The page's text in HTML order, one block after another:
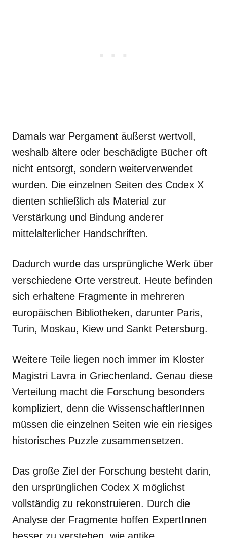
Damals war Pergament äußerst wertvoll,
weshalb ältere oder beschädigte Bücher oft
nicht entsorgt, sondern weiterverwendet
wurden. Die einzelnen Seiten des Codex X
dienten schließlich als Material zur
Verstärkung und Bindung anderer
mittelalterlicher Handschriften.
Dadurch wurde das ursprüngliche Werk über
verschiedene Orte verstreut. Heute befinden
sich erhaltene Fragmente in mehreren
europäischen Bibliotheken, darunter Paris,
Turin, Moskau, Kiew und Sankt Petersburg.
Weitere Teile liegen noch immer im Kloster
Magistri Lavra in Griechenland. Genau diese
Verteilung macht die Forschung besonders
kompliziert, denn die WissenschaftlerInnen
müssen die einzelnen Seiten wie ein riesiges
historisches Puzzle zusammensetzen.
Das große Ziel der Forschung besteht darin,
den ursprünglichen Codex X möglichst
vollständig zu rekonstruieren. Durch die
Analyse der Fragmente hoffen ExpertInnen